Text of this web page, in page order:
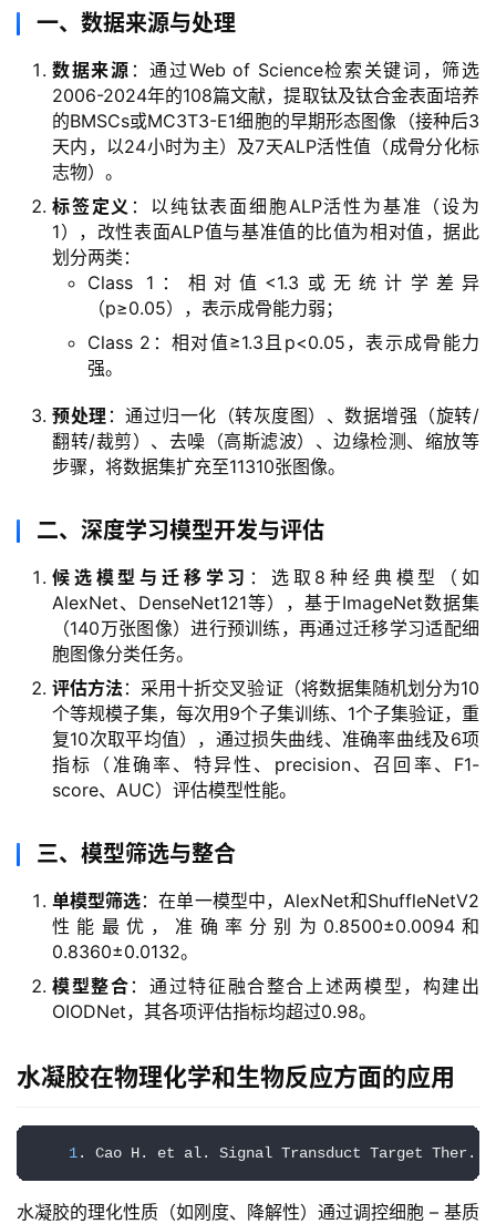
一、数据来源与处理
数据来源 ：通过Web of Science检索关键词，筛选
2006-2024年的108篇文献，提取钛及钛合金表面培养
的BMSCs或MC3T3-E1细胞的早期形态图像（接种后3
天内，以24小时为主）及7天ALP活性值（成骨分化标
志物）。
标签定义 ：以纯钛表面细胞ALP活性为基准（设为
1），改性表面ALP值与基准值的比值为相对值，据此
划分两类：
Class 1：相对值<1.3或无统计学差异
（p≥0.05），表示成骨能力弱；
Class 2：相对值≥1.3且p<0.05，表示成骨能力
强。
预处理 ：通过归一化（转灰度图）、数据增强（旋转/
翻转/裁剪）、去噪（高斯滤波）、边缘检测、缩放等
步骤，将数据集扩充至11310张图像。
二、深度学习模型开发与评估
候选模型与迁移学习 ：选取8种经典模型（如
AlexNet、DenseNet121等），基于ImageNet数据集
（140万张图像）进行预训练，再通过迁移学习适配细
胞图像分类任务。
评估方法 ：采用十折交叉验证（将数据集随机划分为10
个等规模子集，每次用9个子集训练、1个子集验证，重
复10次取平均值），通过损失曲线、准确率曲线及6项
指标（准确率、特异性、precision、召回率、F1-
score、AUC）评估模型性能。
三、模型筛选与整合
单模型筛选：在单一模型中，AlexNet和ShuffleNetV2
性能最优，准确率分别为0.8500±0.0094和
0.8360±0.0132。
模型整合 ：通过特征融合整合上述两模型，构建出
OIODNet，其各项评估指标均超过0.98。
水凝胶在物理化学和生物反应方面的应用
1. Cao H. et al. Signal Transduct Target Ther.
水凝胶的理化性质（如刚度、降解性）通过调控细胞 – 基质